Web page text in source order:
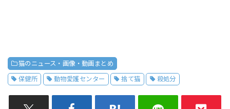
猫のニュース・画像・動画まとめ
保健所 動物愛護センター 捨て猫 殺処分